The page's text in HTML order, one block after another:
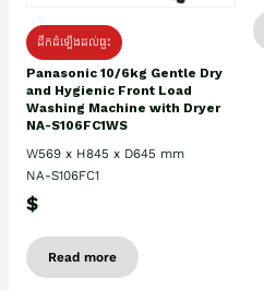
ដឹកដំឡើងដល់ផ្ទះ
Panasonic 10/6kg Gentle Dry
and Hygienic Front Load
Washing Machine with Dryer
NA-S106FC1WS
W569 x H845 x D645 mm
NA-S106FC1
$
Read more